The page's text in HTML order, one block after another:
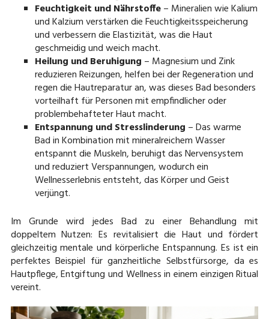
Feuchtigkeit und Nährstoffe– Mineralien wie Kalium
und Kalzium verstärken die Feuchtigkeitsspeicherung
und verbessern die Elastizität, was die Haut
geschmeidig und weich macht.
Heilung und Beruhigung – Magnesium und Zink
reduzieren Reizungen, helfen bei der Regeneration und
regen die Hautreparatur an, was dieses Bad besonders
vorteilhaft für Personen mit empfindlicher oder
problembehafteter Haut macht.
Entspannung und Stresslinderung – Das warme
Bad in Kombination mit mineralreichem Wasser
entspannt die Muskeln, beruhigt das Nervensystem
und reduziert Verspannungen, wodurch ein
Wellnesserlebnis entsteht, das Körper und Geist
verjüngt.
Im Grunde wird jedes Bad zu einer Behandlung mit
doppeltem Nutzen: Es revitalisiert die Haut und fördert
gleichzeitig mentale und körperliche Entspannung. Es ist ein
perfektes Beispiel für ganzheitliche Selbstfürsorge, da es
Hautpflege, Entgiftung und Wellness in einem einzigen Ritual
vereint.